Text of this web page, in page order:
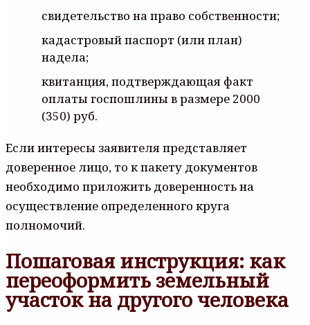
свидетельство на право собственности;
кадастровый паспорт (или план)
надела;
квитанция, подтверждающая факт
оплаты госпошлины в размере 2000
(350) руб.
Если интересы заявителя представляет
доверенное лицо, то к пакету документов
необходимо приложить доверенность на
осуществление определенного круга
полномочий.
Пошаговая инструкция: как
переоформить земельный
участок на другого человека